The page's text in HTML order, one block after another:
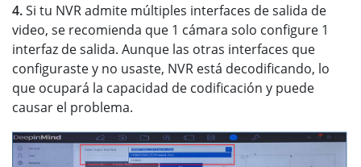
4.Si tu NVR admite múltiples interfaces de salida de
video, se recomienda que 1 cámara solo configure 1
interfaz de salida. Aunque las otras interfaces que
configuraste y no usaste, NVR está decodificando, lo
que ocupará la capacidad de codificación y puede
causar el problema.